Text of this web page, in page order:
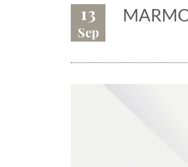
13
Sep